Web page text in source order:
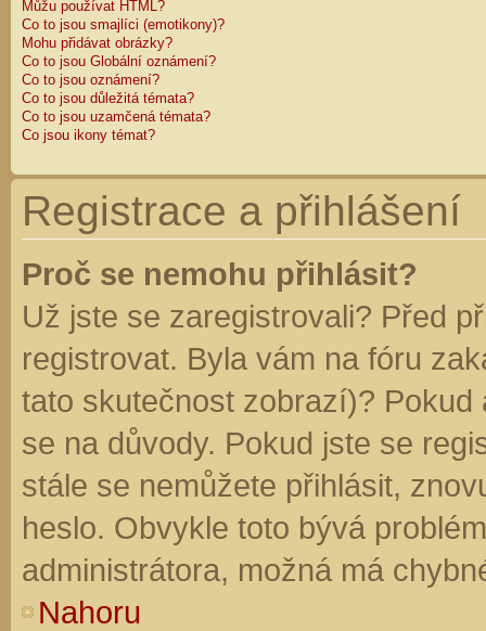
Můžu používat HTML?
Co to jsou smajlíci (emotikony)?
Mohu přidávat obrázky?
Co to jsou Globální oznámení?
Co to jsou oznámení?
Co to jsou důležitá témata?
Co to jsou uzamčená témata?
Co jsou ikony témat?
Registrace a přihlášení
Proč se nemohu přihlásit?
Už jste se zaregistrovali? Před
registrovat. Byla vám na fóru
tato skutečnost zobrazí)?
se na důvody. Pokud jste se
stále se nemůžete přihlásit,
heslo. Obvykle toto bývá
administrátora, možná má
Nahoru